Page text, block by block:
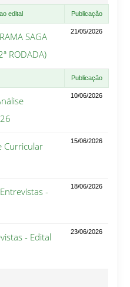
edital Publicação
SAGA
RODADA)
21/05/2026
Publicação
10/06/2026
Curricular
15/06/2026
-
18/06/2026
- Edital
23/06/2026